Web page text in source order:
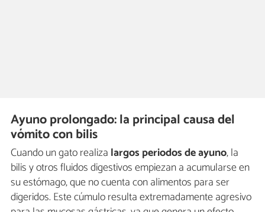
Ayuno prolongado: la principal causa del
vómito con bilis
Cuando un gato realiza largos periodos de ayuno, la
bilis y otros fluidos digestivos empiezan a acumularse en
su estómago, que no cuenta con alimentos para ser
digeridos. Este cúmulo resulta extremadamente agresivo